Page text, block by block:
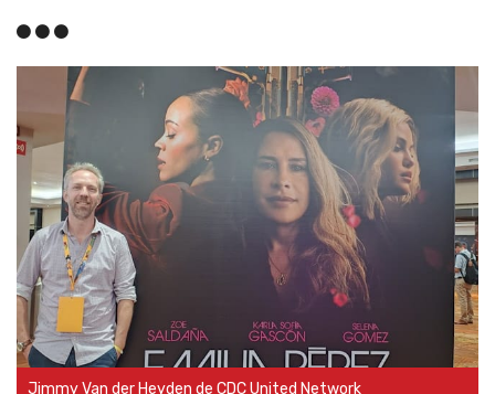
Jimmy Van der Heyden de CDC United Network